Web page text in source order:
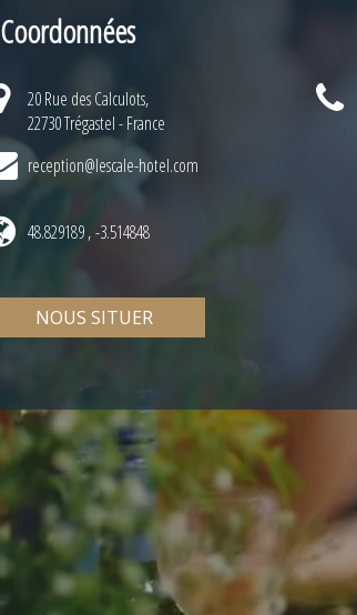
Coordonnées
20 Rue des Calculots,
22730 Trégastel - France
reception@lescale-hotel.com
48.829189 , -3.514848
NOUS SITUER